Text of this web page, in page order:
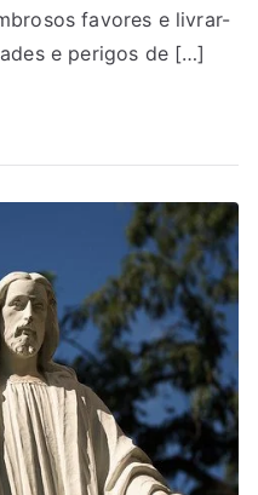
favores e livrar-
e perigos de […]